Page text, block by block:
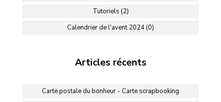
Tutoriels (2)
Calendrier de l'avent 2024 (0)
Articles récents
Carte postale du bonheur - Carte scrapbooking